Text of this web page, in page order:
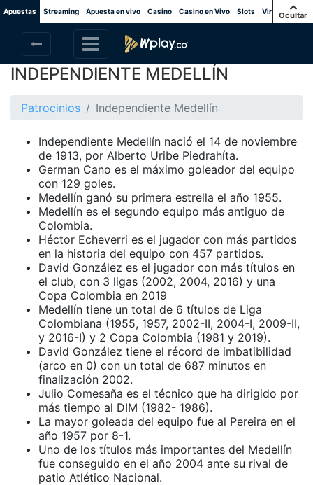
Apuestas Streaming Apuesta en vivo Casino Casino en Vivo Slots VirtualesOcultar
INDEPENDIENTE MEDELLÍN
Patrocinios Independiente Medellín
Independiente Medellín nació el 14 de noviembre
de 1913, por Alberto Uribe Piedrahíta.
German Cano es el máximo goleador del equipo
con 129 goles.
Medellín ganó su primera estrella el año 1955.
Medellín es el segundo equipo más antiguo de
Colombia.
Héctor Echeverri es el jugador con más partidos
en la historia del equipo con 457 partidos.
David González es el jugador con más títulos en
el club, con 3 ligas (2002, 2004, 2016) y una
Copa Colombia en 2019
Medellín tiene un total de 6 títulos de Liga
Colombiana (1955, 1957, 2002-II, 2004-I, 2009-II,
y 2016-I) y 2 Copa Colombia (1981 y 2019).
David González tiene el récord de imbatibilidad
(arco en 0) con un total de 687 minutos en
finalización 2002.
Julio Comesaña es el técnico que ha dirigido por
más tiempo al DIM (1982- 1986).
La mayor goleada del equipo fue al Pereira en el
año 1957 por 8-1.
Uno de los títulos más importantes del Medellín
fue conseguido en el año 2004 ante su rival de
patio Atlético Nacional.